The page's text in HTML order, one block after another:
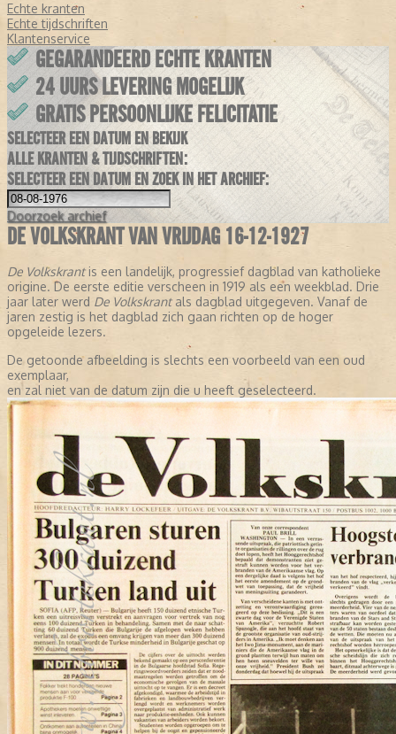
Echte kranten
Echte tijdschriften
Klantenservice
GEGARANDEERD ECHTE KRANTEN
24 UURS LEVERING MOGELIJK
GRATIS PERSOONLIJKE FELICITATIE
SELECTEER EEN DATUM EN BEKIJK
ALLE KRANTEN & TIJDSCHRIFTEN:
SELECTEER EEN DATUM EN ZOEK IN HET ARCHIEF:
Doorzoek archief
DE VOLKSKRANT VAN VRIJDAG 16-12-1927
De Volkskrantis een landelijk, progressief dagblad van katholieke
origine. De eerste editie verscheen in 1919 als een weekblad. Drie
jaar later werd De Volkskrantals dagblad uitgegeven. Vanaf de
jaren zestig is het dagblad zich gaan richten op de hoger
opgeleide lezers.
De getoonde afbeelding is slechts een voorbeeld van een oud
exemplaar,
en zal niet van de datum zijn die u heeft geselecteerd.